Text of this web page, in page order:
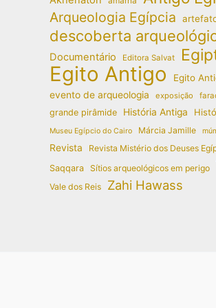
Arqueologia Egípcia
descoberta
Documentário Editora Salvat
Egito Antigo Egito
evento de arqueologia exposição
grande pirâmide História Antiga
Museu Egípcio do Cairo Márcia Jamille
Revista Revista Mistério dos Deuses
Saqqara Sítios arqueológicos em perigo
Vale dos Reis Zahi Hawass